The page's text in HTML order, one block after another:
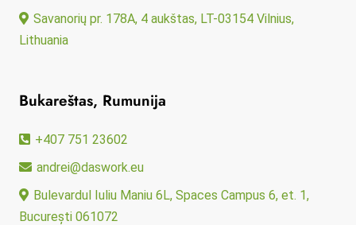
Savanorių pr. 178A, 4 aukštas, LT-03154 Vilnius,
Lithuania
Bukareštas, Rumunija
+407 751 23602
andrei@daswork.eu
Bulevardul Iuliu Maniu 6L, Spaces Campus 6, et. 1,
București 061072